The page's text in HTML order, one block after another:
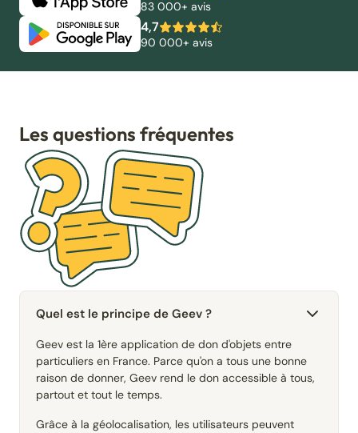
83 000+ avis
4,7
90 000+ avis
Les questions fréquentes
Quel est le principe de Geev ?
Geev est la 1ère application de don d'objets entre
particuliers en France. Parce qu'on a tous une bonne
raison de donner, Geev rend le don accessible à tous,
partout et tout le temps.
Grâce à la géolocalisation, les utilisateurs peuvent